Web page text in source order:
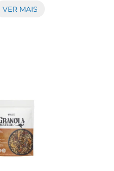
o consumo de produtos
É uma opção
para quem deseja
VER MAIS